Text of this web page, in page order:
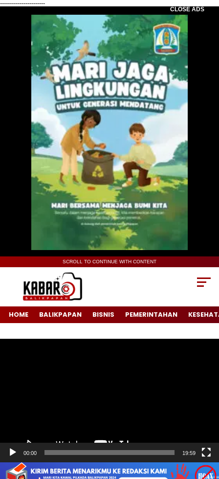
-----------------------
CLOSE ADS
SCROLL TO CONTINUE WITH CONTENT
HOME BALIKPAPAN BISNIS PEMERINTAHAN
00:00 19:59